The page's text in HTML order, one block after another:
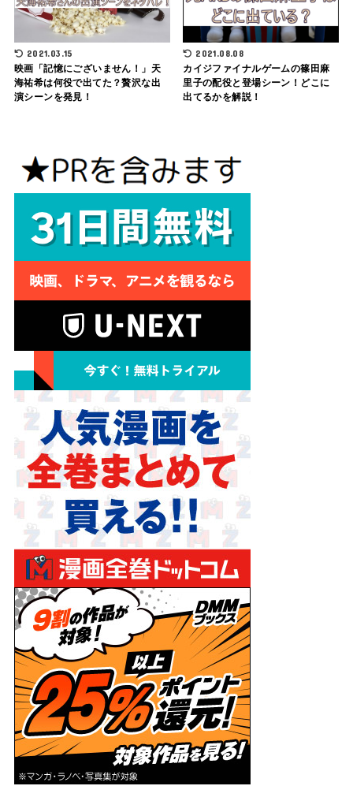
2021.03.15
映画「記憶にございません！」天
海祐希は何役で出てた？贅沢な出
演シーンを発見！
2021.08.08
カイジファイナルゲームの篠田麻
里子の配役と登場シーン！どこに
出てるかを解説！